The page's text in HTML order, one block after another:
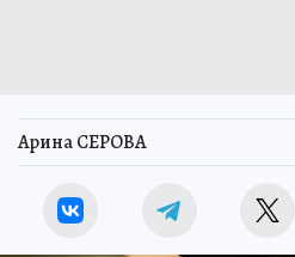
Арина СЕРОВА